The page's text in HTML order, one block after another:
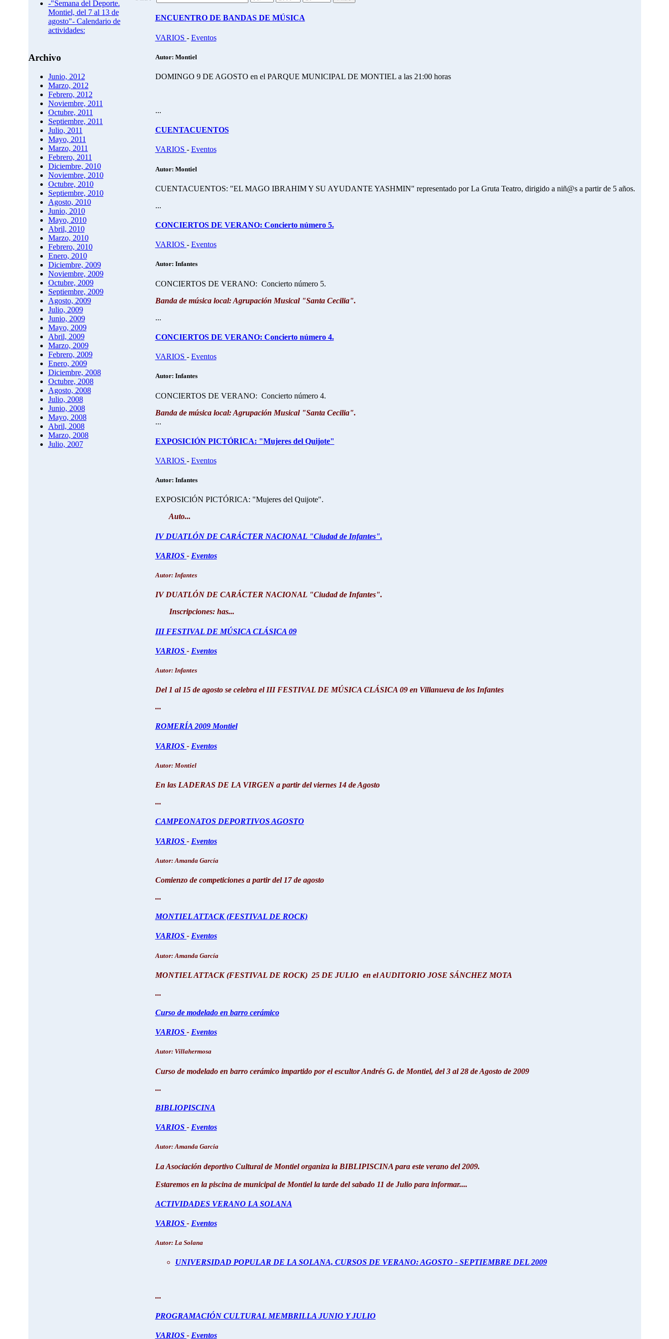
-"Semana del Deporte.
Montiel, del 7 al 13 de
agosto"- Calendario de
actividades:
Archivo
Junio, 2012
Marzo, 2012
Febrero, 2012
Noviembre, 2011
Octubre, 2011
Septiembre, 2011
Julio, 2011
Mayo, 2011
Marzo, 2011
Febrero, 2011
Diciembre, 2010
Noviembre, 2010
Octubre, 2010
Septiembre, 2010
Agosto, 2010
Junio, 2010
Mayo, 2010
Abril, 2010
Marzo, 2010
Febrero, 2010
Enero, 2010
Diciembre, 2009
Noviembre, 2009
Octubre, 2009
Septiembre, 2009
Agosto, 2009
Julio, 2009
Junio, 2009
Mayo, 2009
Abril, 2009
Marzo, 2009
Febrero, 2009
Enero, 2009
Diciembre, 2008
Octubre, 2008
Agosto, 2008
Julio, 2008
Junio, 2008
Mayo, 2008
Abril, 2008
Marzo, 2008
Julio, 2007
ENCUENTRO DE BANDAS DE MÚSICA
VARIOS - Eventos
Autor: Montiel
DOMINGO 9 DE AGOSTO en el PARQUE MUNICIPAL DE MONTIEL a las 21:00 horas
...
CUENTACUENTOS
VARIOS - Eventos
Autor: Montiel
CUENTACUENTOS: "EL MAGO IBRAHIM Y SU AYUDANTE YASHMIN" representado por La Gruta Teatro, dirigido a niñ@s a partir de 5 años.
...
CONCIERTOS DE VERANO: Concierto número 5.
VARIOS - Eventos
Autor: Infantes
CONCIERTOS DE VERANO: Concierto número 5.
Banda de música local: Agrupación Musical "Santa Cecilia".
...
CONCIERTOS DE VERANO: Concierto número 4.
VARIOS - Eventos
Autor: Infantes
CONCIERTOS DE VERANO: Concierto número 4.
Banda de música local: Agrupación Musical "Santa Cecilia".
...
EXPOSICIÓN PICTÓRICA: "Mujeres del Quijote"
VARIOS - Eventos
Autor: Infantes
EXPOSICIÓN PICTÓRICA: "Mujeres del Quijote".
Auto...
IV DUATLÓN DE CARÁCTER NACIONAL "Ciudad de Infantes".
VARIOS - Eventos
Autor: Infantes
IV DUATLÓN DE CARÁCTER NACIONAL "Ciudad de Infantes".
Inscripciones: has...
III FESTIVAL DE MÚSICA CLÁSICA 09
VARIOS - Eventos
Autor: Infantes
Del 1 al 15 de agosto se celebra el III FESTIVAL DE MÚSICA CLÁSICA 09 en Villanueva de los Infantes
...
ROMERÍA 2009 Montiel
VARIOS - Eventos
Autor: Montiel
En las LADERAS DE LA VIRGEN a partir del viernes 14 de Agosto
...
CAMPEONATOS DEPORTIVOS AGOSTO
VARIOS - Eventos
Autor: Amanda García
Comienzo de competiciones a partir del 17 de agosto
...
MONTIEL ATTACK (FESTIVAL DE ROCK)
VARIOS - Eventos
Autor: Amanda García
MONTIEL ATTACK (FESTIVAL DE ROCK) 25 DE JULIO en el AUDITORIO JOSE SÁNCHEZ MOTA
...
Curso de modelado en barro cerámico
VARIOS - Eventos
Autor: Villahermosa
Curso de modelado en barro cerámicoimpartido por el escultor Andrés G. de Montiel, del3 al 28 de Agosto de 2009
...
BIBLIOPISCINA
VARIOS - Eventos
Autor: Amanda Garcia
La Asociación deportivo Cultural de Montiel organiza la BIBLIPISCINA para este verano del 2009.
Estaremos en la piscina de municipal de Montiel la tarde del sabado 11 de Julio para informar....
ACTIVIDADES VERANO LA SOLANA
VARIOS - Eventos
Autor: La Solana
UNIVERSIDAD POPULAR DE LA SOLANA, CURSOS DE VERANO: AGOSTO - SEPTIEMBRE DEL 2009
...
PROGRAMACIÓN CULTURAL MEMBRILLA JUNIO Y JULIO
VARIOS - Eventos